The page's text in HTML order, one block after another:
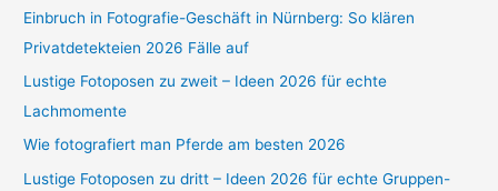
Einbruch in Fotografie-Geschäft in Nürnberg: So klären
Privatdetekteien 2026 Fälle auf
Lustige Fotoposen zu zweit – Ideen 2026 für echte
Lachmomente
Wie fotografiert man Pferde am besten 2026
Lustige Fotoposen zu dritt – Ideen 2026 für echte Gruppen-